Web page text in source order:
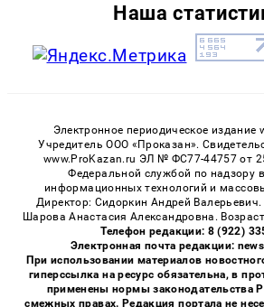
Наша
Электронное периодическое издание
Учредитель ООО «Проказан».
www.ProKazan.ru ЭЛ № ФС77-44757 от
Федеральной службой по надзору
информационных технологий и
Директор: Сидоркин Андрей
Шарова Анастасия Александровна.
Телефон редакции: 8 (922)
Электронная почта редакции:
При использовании материалов
гиперссылка на ресурс обязательна, в
применены нормы законодательства
смежных правах. Редакция портала не